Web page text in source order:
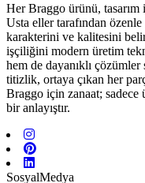
Her Braggo ürünü,
Usta eller tarafından
karakterini ve kalitesini
işçiliğini modern üretim
hem de dayanıklı
titizlik, ortaya çıkan her
Braggo için zanaat; sadece
bir anlayıştır.
SosyalMedya